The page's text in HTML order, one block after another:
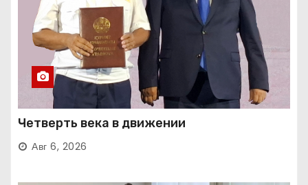
Четверть века в движении
Авг 6, 2026